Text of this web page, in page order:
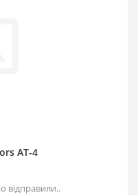
AT-4
відправили..